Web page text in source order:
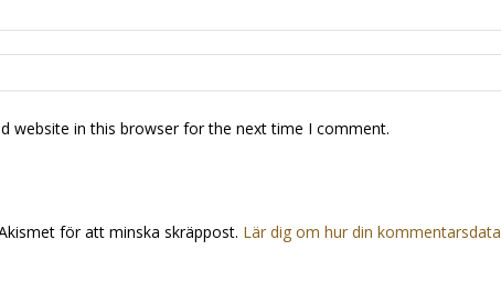
website in this browser for the next time I comment.
för att minska skräppost. Lär dig om hur din kommentarsdata